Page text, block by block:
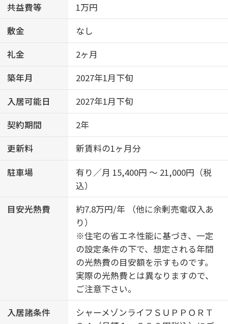
共益費等
1万円
敷金
なし
礼金
2ヶ月
築年月
2027年1月下旬
入居可能日
2027年1月下旬
契約期間
2年
更新料
新賃料の1ヶ月分
駐車場
有り／月 15,400円 ～ 21,000円（税
込）
目安光熱費
約7.8万円/年 （他に余剰売電収入あ
り）
※住宅の省エネ性能に基づき、一定
の設定条件の下で、想定される年間
の光熱費の目安額を示すものです。
実際の光熱費とは異なりますので、
ご注意下さい。
入居諸条件
シャーメゾンライフＳＵＰＰＯＲＴ